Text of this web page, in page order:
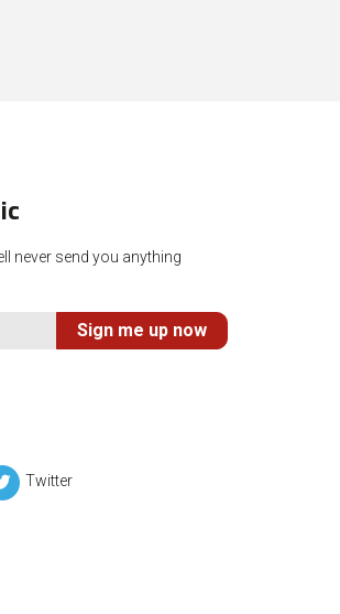
never send you anything
Sign me up now
Twitter